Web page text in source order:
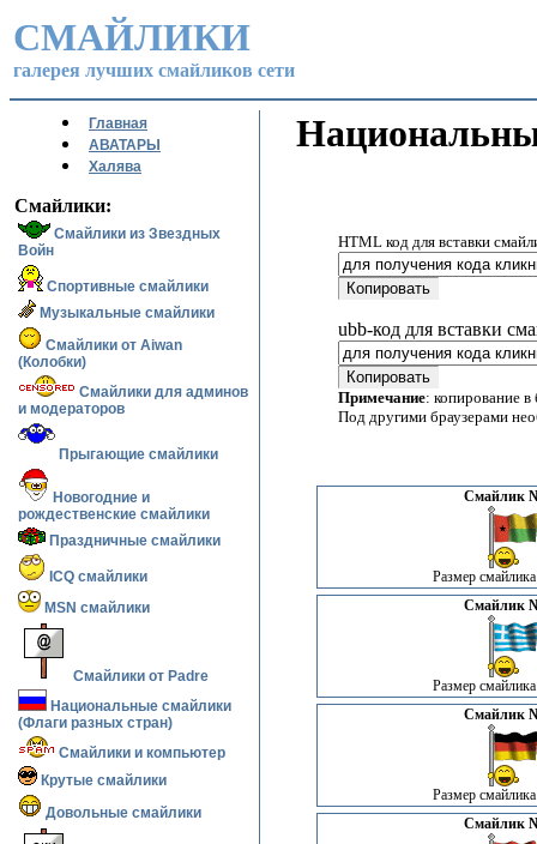
СМАЙЛИКИ
галерея лучших смайликов сети
Главная
АВАТАРЫ
Халява
Смайлики:
Смайлики из Звездных
Войн
Спортивные смайлики
Музыкальные смайлики
Смайлики от Aiwan
(Колобки)
Смайлики для админов
и модераторов
Прыгающие смайлики
Новогодние и
рождественские смайлики
Праздничные смайлики
ICQ смайлики
MSN смайлики
Смайлики от Padre
Национальные смайлики
(Флаги разных стран)
Смайлики и компьютер
Крутые смайлики
Довольные смайлики
HTML код для вставки
ubb-код для вставки
Примечание: копирование в
Под другими браузерами
Смайлик
Размер
Смайлик
Размер
Смайлик
Размер
Смайлик